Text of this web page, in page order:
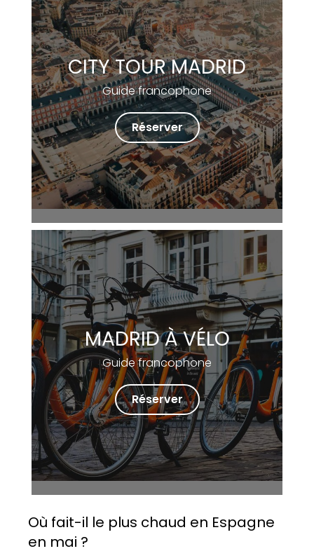
CITY TOUR MADRID
Guide francophone
Réserver
MADRID À VÉLO
Guide francophone
Réserver
Où fait-il le plus chaud en Espagne
en mai ?